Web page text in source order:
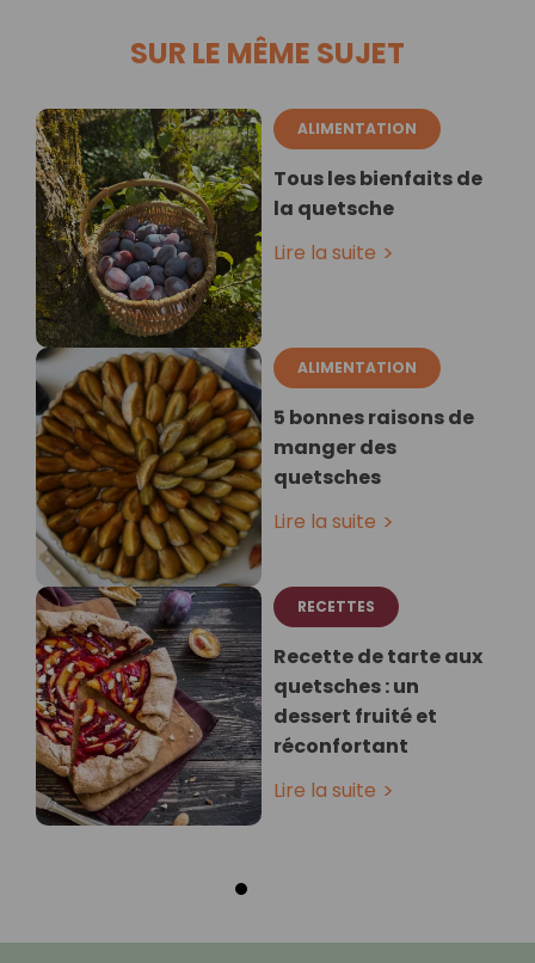
SUR LE MÊME SUJET
ALIMENTATION
Tous les bienfaits de
la quetsche
Lire la suite
ALIMENTATION
5 bonnes raisons de
manger des
quetsches
Lire la suite
RECETTES
Recette de tarte aux
quetsches : un
dessert fruité et
réconfortant
Lire la suite